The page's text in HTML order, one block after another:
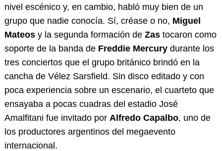
nivel escénico y, en cambio, habló muy bien de un
grupo que nadie conocía. Sí, créase o no, Miguel
Mateosy la segunda formación de Zas tocaron como
soporte de la banda de Freddie Mercury durante los
tres conciertos que el grupo británico brindó en la
cancha de Vélez Sarsfield. Sin disco editado y con
poca experiencia sobre un escenario, el cuarteto que
ensayaba a pocas cuadras del estadio José
Amalfitani fue invitado por Alfredo Capalbo, uno de
los productores argentinos del megaevento
internacional.